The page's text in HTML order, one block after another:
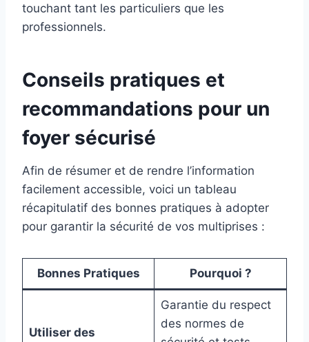
touchant tant les particuliers que les
professionnels.
Conseils pratiques et
recommandations pour un
foyer sécurisé
Afin de résumer et de rendre l’information
facilement accessible, voici un tableau
récapitulatif des bonnes pratiques à adopter
pour garantir la sécurité de vos multiprises :
Bonnes Pratiques Pourquoi ?
Utiliser des
Garantie du respect
des normes de